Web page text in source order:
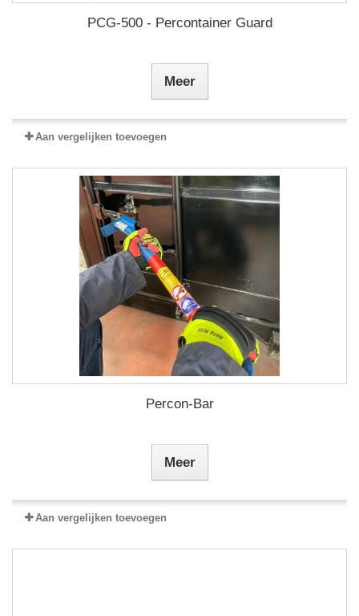
PCG-500 - Percontainer Guard
Meer
Aan vergelijken toevoegen
Percon-Bar
Meer
Aan vergelijken toevoegen